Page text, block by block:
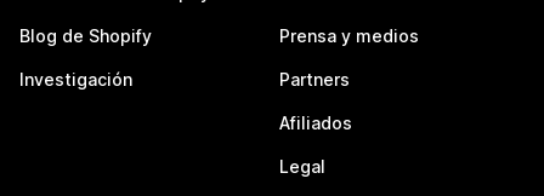
Blog de Shopify
Investigación
Prensa y medios
Partners
Afiliados
Legal